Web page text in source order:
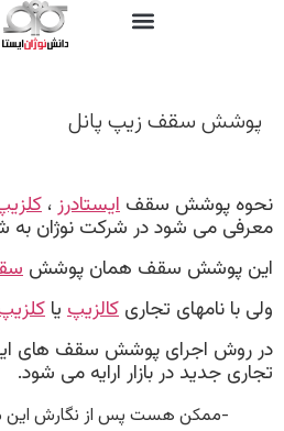
پوشش سقف زیپ پانل
نحوه پوشش سقف ایستادرز،
معرفی می شود در شرکت نوژان
این پوشش سقف همان پوشش
ولی با نامهای تجاری کالزیپ یا
در روش اجرای پوشش سقف های
تجاری جدید در بازار ارایه می شود.
-ممکن هست پس از نگارش این